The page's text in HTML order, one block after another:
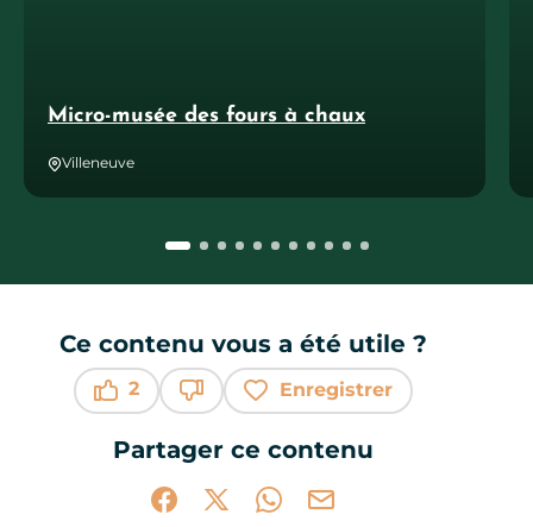
Micro-musée des fours à chaux
Villeneuve
Ce contenu vous a été utile ?
2
Enregistrer
Partager ce contenu
Partager sur Facebook (nouvelle
Partager sur X / Twitter (nouvelle
Partager sur WhatsApp
Partager par mail